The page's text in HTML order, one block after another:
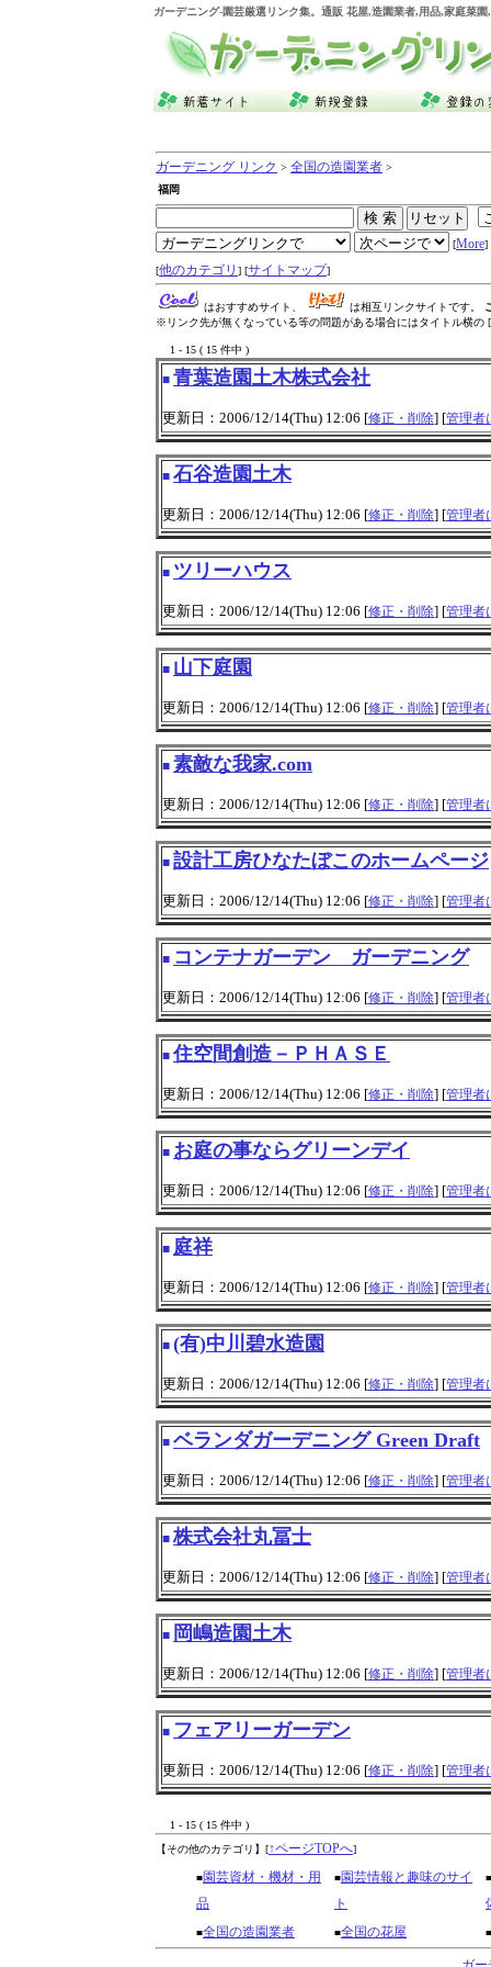
ガーデニング-園芸厳選リンク集。通販 花屋,造園業者,用品,家庭菜
ガーデニング リンク > 全国の造園業者 >
福岡
[More]
[他のカテゴリ ] [サイトマップ]
はおすすめサイト、 は相互リンクサイトです。
※リンク先が無くなっている等の問題がある場合にはタイトル横の [
1 - 15 ( 15 件中 )
■ 青葉造園土木株式会社
更新日：2006/12/14(Thu) 12:06 [修正・削除] [管理者
■ 石谷造園土木
更新日：2006/12/14(Thu) 12:06 [修正・削除] [管理者
■ ツリーハウス
更新日：2006/12/14(Thu) 12:06 [修正・削除] [管理者
■ 山下庭園
更新日：2006/12/14(Thu) 12:06 [修正・削除] [管理者
■ 素敵な我家.com
更新日：2006/12/14(Thu) 12:06 [修正・削除] [管理者
■ 設計工房ひなたぼこのホームページ
更新日：2006/12/14(Thu) 12:06 [修正・削除] [管理者
■ コンテナガーデン ガーデニング
更新日：2006/12/14(Thu) 12:06 [修正・削除] [管理者
■ 住空間創造－ＰＨＡＳＥ
更新日：2006/12/14(Thu) 12:06 [修正・削除] [管理者
■ お庭の事ならグリーンデイ
更新日：2006/12/14(Thu) 12:06 [修正・削除] [管理者
■ 庭祥
更新日：2006/12/14(Thu) 12:06 [修正・削除] [管理者
■ (有)中川碧水造園
更新日：2006/12/14(Thu) 12:06 [修正・削除] [管理者
■ ベランダガーデニング Green Draft
更新日：2006/12/14(Thu) 12:06 [修正・削除] [管理者
■ 株式会社丸冨士
更新日：2006/12/14(Thu) 12:06 [修正・削除] [管理者
■ 岡嶋造園土木
更新日：2006/12/14(Thu) 12:06 [修正・削除] [管理者
■ フェアリーガーデン
更新日：2006/12/14(Thu) 12:06 [修正・削除] [管理者
1 - 15 ( 15 件中 )
【その他のカテゴリ】 [↑ページTOPへ]
■園芸資材・機材・用
品
■園芸情報と趣味のサイ
ト
■
■全国の造園業者 ■全国の花屋 ■